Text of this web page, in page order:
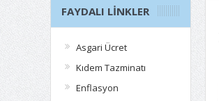
FAYDALI LINKLER
Asgari Ücret
Kıdem Tazminatı
Enflasyon